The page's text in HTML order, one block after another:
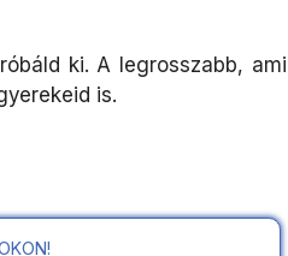
ki. A legrosszabb, ami
is.